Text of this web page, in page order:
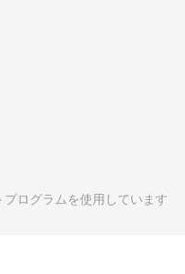
ログラムを使用しています